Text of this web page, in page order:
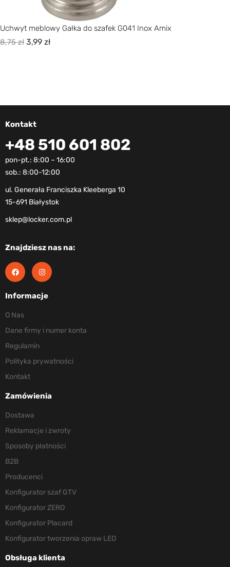
Uchwyt meblowy Gałka do szafek G041 Inox Amix
8,75zł 3,99 zł
Kontakt
+48 510 601 802
pon-pt.: 8:00 – 16:00
sob.: 8:00-12:00
ul. Generała Franciszka Kleeberga 10
15-691 Białystok
sklep@locker.com.pl
Znajdziesz nas na:
Informacje
O Nas
Dane firmy i numer konta
Regulamin
Polityka prywatności
Kontakt
Zamówienia
Dostawa
Reklamacje i zwroty
Sposoby płatności
B2B
Producenci
Konfigurator szaf GTV
Konfigurator ZERO
Konfigurator Placard
Konfigurator tworzenia opraw LED
Obsługa klienta